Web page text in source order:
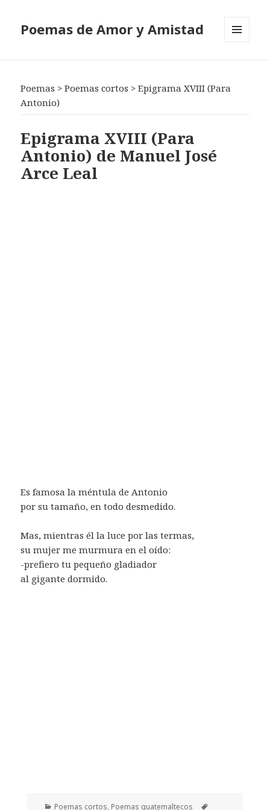
Poemas de Amor y Amistad
Poemas >Poemas cortos >Epigrama XVIII (Para
Antonio)
Epigrama XVIII (Para
Antonio) de Manuel José
Arce Leal
Es famosa la méntula de Antonio
por su tamaño, en todo desmedido.
Mas, mientras él la luce por las termas,
su mujer me murmura en el oído:
-prefiero tu pequeño gladiador
al gigante dormido.
Categorías
Poemas cortos, Poemas guatemaltecos